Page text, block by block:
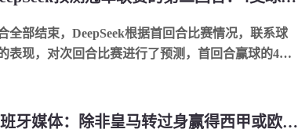
全部结束，DeepSeek根据首回合比赛情况，联系球
表现，对次回合比赛进行了预测，首回合赢球的4支
有奇迹吗？西班牙媒体：除非皇马转过身赢得西甲或欧洲冠军